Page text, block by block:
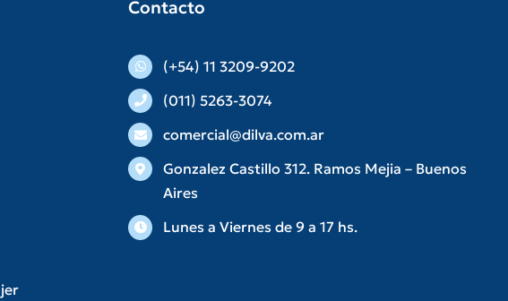
Contacto
(+54) 11 3209-9202
(011) 5263-3074
comercial@dilva.com.ar
Gonzalez Castillo 312. Ramos Mejia – Buenos
Aires
Lunes a Viernes de 9 a 17 hs.